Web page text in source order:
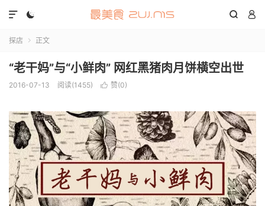
  

探店  正文
“老干妈”与“小鲜肉” 网红黑猪肉月饼横空出世
2016-07-13 阅读(1455)  赞(0)